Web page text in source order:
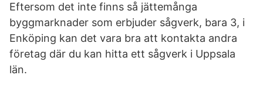
Eftersom det inte finns så jättemånga
byggmarknader som erbjuder sågverk, bara 3, i
Enköping kan det vara bra att kontakta andra
företag där du kan hitta ett sågverk i Uppsala
län.